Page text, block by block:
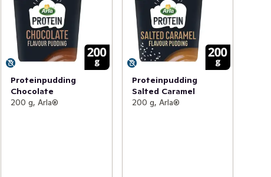
Proteinpudding
Chocolate
200 g, Arla®
Proteinpudding
Salted Caramel
200 g, Arla®